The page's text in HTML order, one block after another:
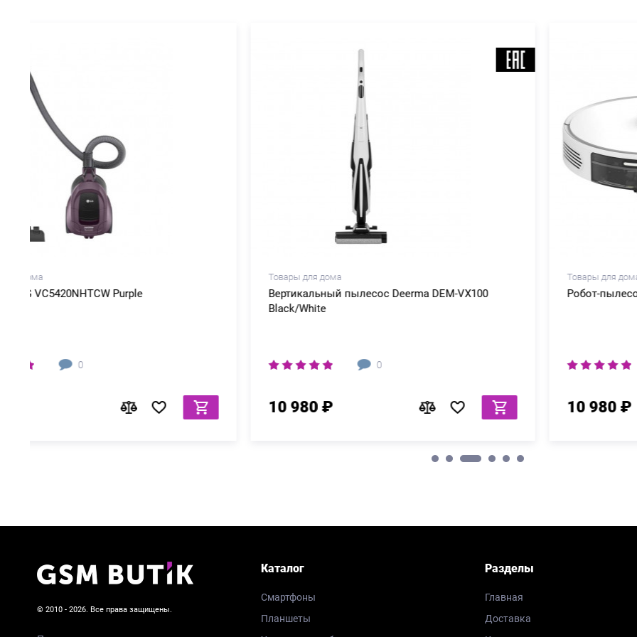
Робот-пылесос Dreame D20 Pro Black Робот-пылесос Dreame L40s Pro Ultra White
© 2010 - 2026. Все права защищены.
Каталог
Смартфоны
Планшеты
Разделы
Главная
Доставка